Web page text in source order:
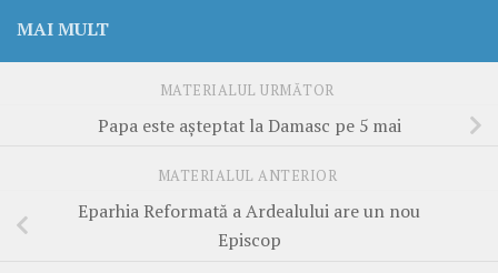
MAI MULT
MATERIALUL URMĂTOR
Papa este aşteptat la Damasc pe 5 mai
MATERIALUL ANTERIOR
Eparhia Reformată a Ardealului are un nou
Episcop